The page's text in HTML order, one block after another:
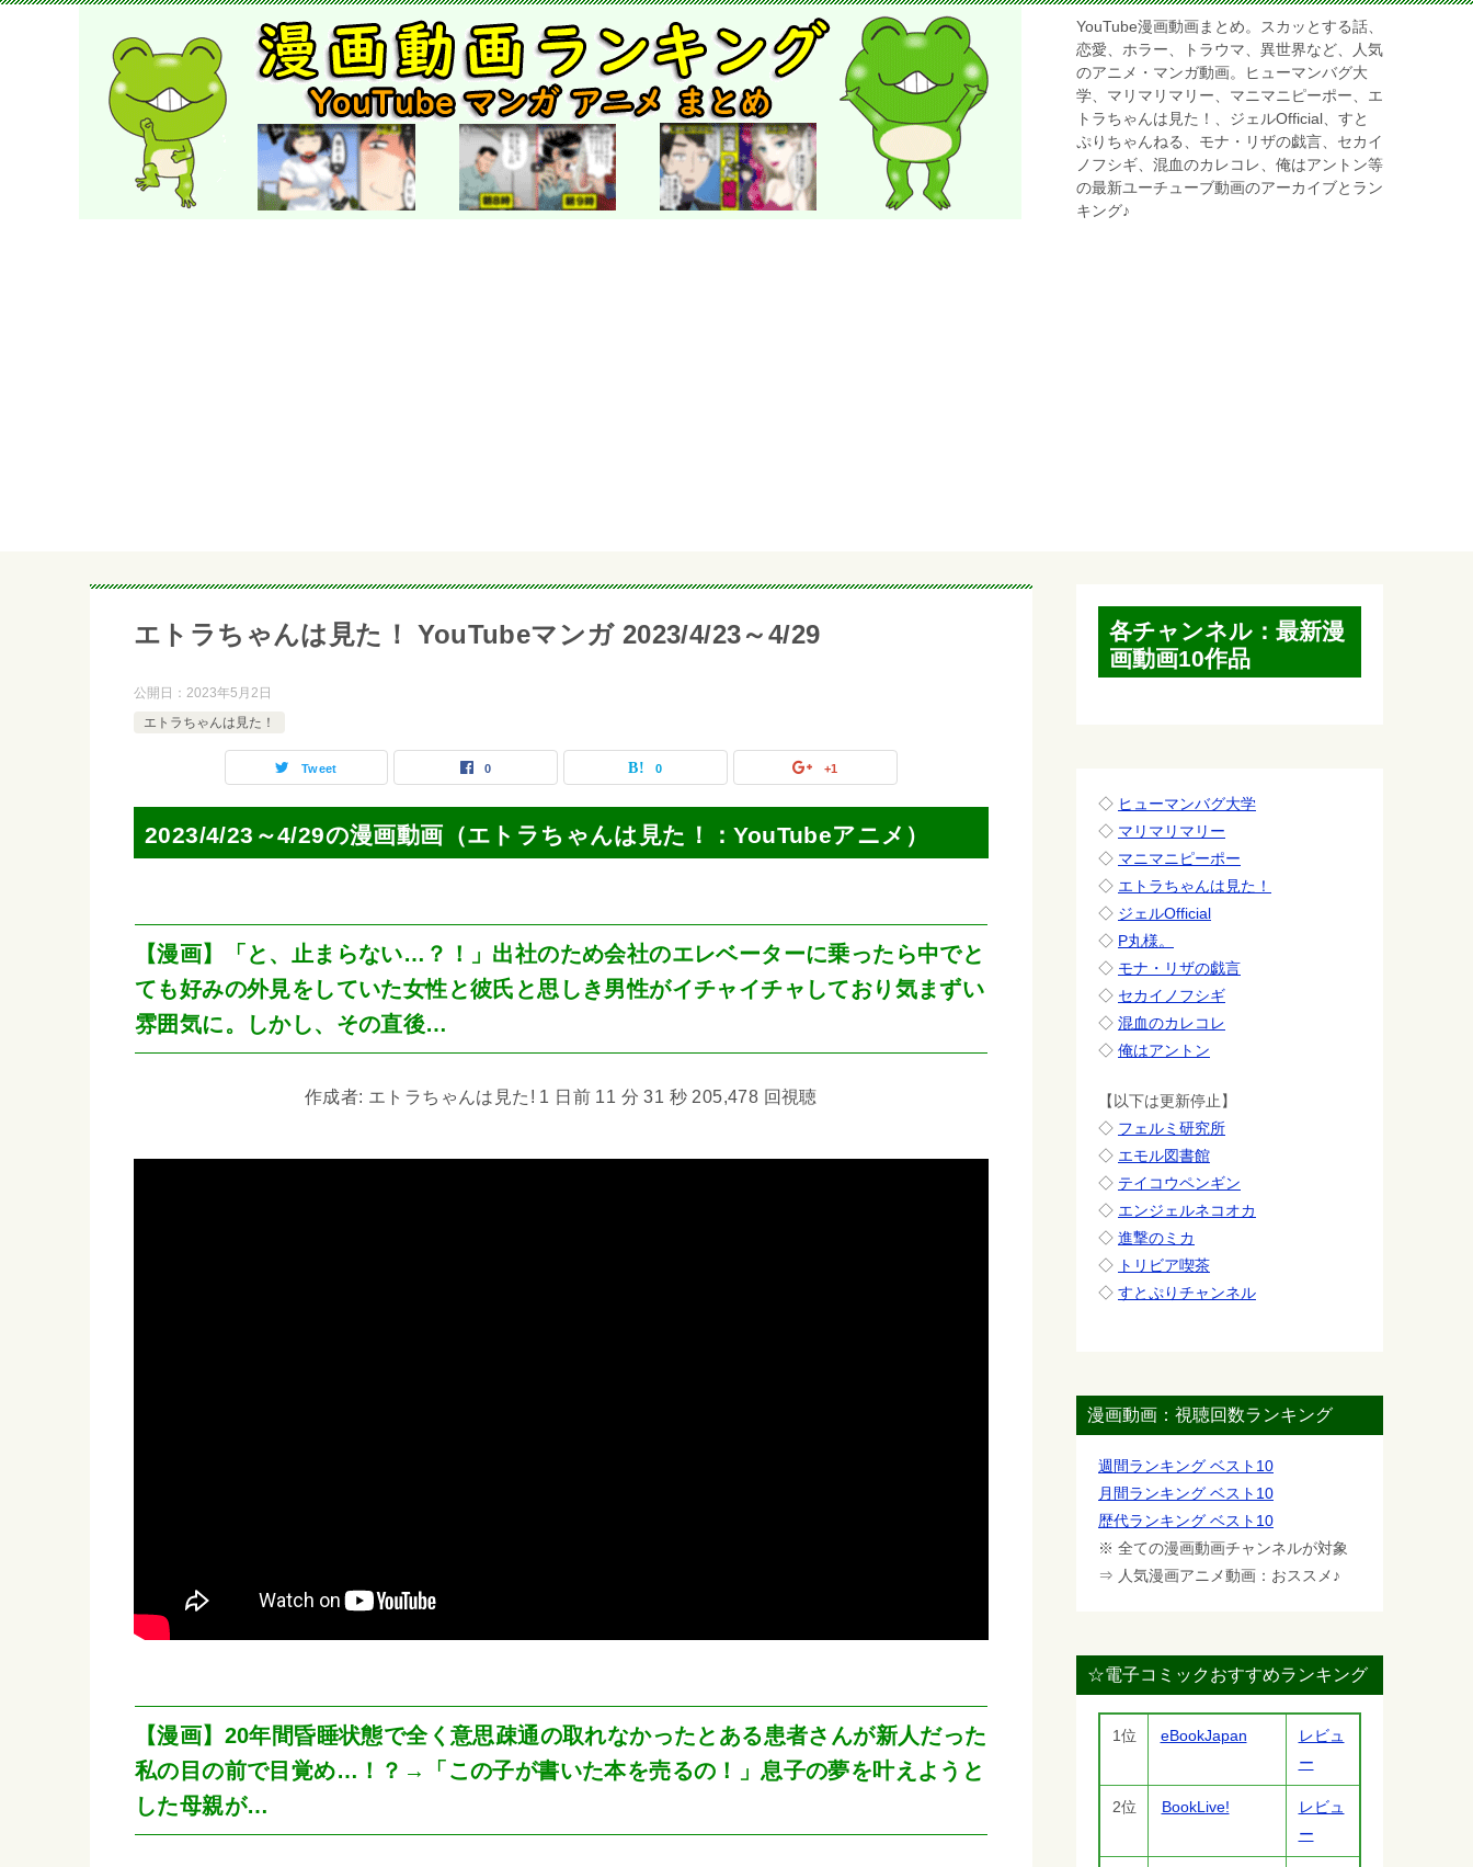
YouTube漫画動画まとめ。スカッとする話、
恋愛、ホラー、トラウマ、異世界など、人気
のアニメ・マンガ動画。ヒューマンバグ大
学、マリマリマリー、マニマニピーポー、エ
トラちゃんは見た！、ジェルOfficial、すと
ぷりちゃんねる、モナ・リザの戯言、セカイ
ノフシギ、混血のカレコレ、俺はアントン等
の最新ユーチューブ動画のアーカイブとラン
キング♪
エトラちゃんは見た！ YouTubeマンガ 2023/4/23～4/29
公開日： 2023年5月2日
エトラちゃんは見た！
Tweet 0 0 +1
2023/4/23～4/29の漫画動画（エトラちゃんは見た！：YouTubeアニメ）
【漫画】「と、止まらない…？！」出社のため会社のエレベーターに乗ったら中でと
ても好みの外見をしていた女性と彼氏と思しき男性がイチャイチャしており気まずい
雰囲気に。しかし、その直後…
作成者: エトラちゃんは見た! 1 日前 11 分 31 秒 205,478 回視聴
【漫画】20年間昏睡状態で全く意思疎通の取れなかったとある患者さんが新人だった
私の目の前で目覚め…！？→「この子が書いた本を売るの！」息子の夢を叶えようと
した母親が…
各チャンネル：最新漫
画動画10作品
◇ ヒューマンバグ大学
◇ マリマリマリー
◇ マニマニピーポー
◇ エトラちゃんは見た！
◇ ジェルOfficial
◇ P丸様。
◇ モナ・リザの戯言
◇ セカイノフシギ
◇ 混血のカレコレ
◇ 俺はアントン
【以下は更新停止】
◇ フェルミ研究所
◇ エモル図書館
◇ テイコウペンギン
◇ エンジェルネコオカ
◇ 進撃のミカ
◇ トリビア喫茶
◇ すとぷりチャンネル
漫画動画：視聴回数ランキング
週間ランキング ベスト10
月間ランキング ベスト10
歴代ランキング ベスト10
※ 全ての漫画動画チャンネルが対象
⇒ 人気漫画アニメ動画：おススメ♪
☆電子コミックおすすめランキング
1位 eBookJapan
レビュ
ー
2位 BookLive!
レビュ
ー